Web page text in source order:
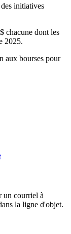
initiatives
chacune dont les
2025.
aux bourses pour
un courriel à
la ligne d'objet.